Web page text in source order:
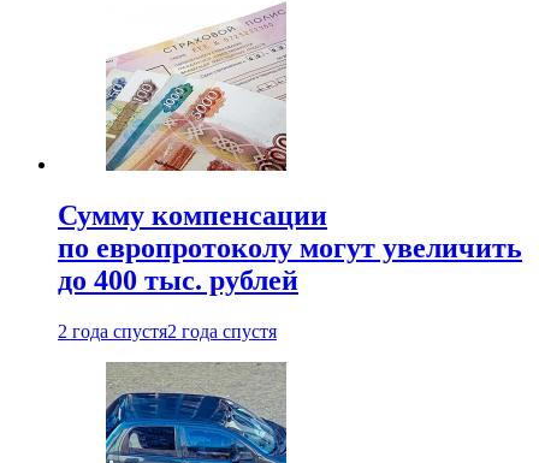
Сумму компенсации
по европротоколу могут увеличить
до 400 тыс. рублей
2 года спустя2 года спустя